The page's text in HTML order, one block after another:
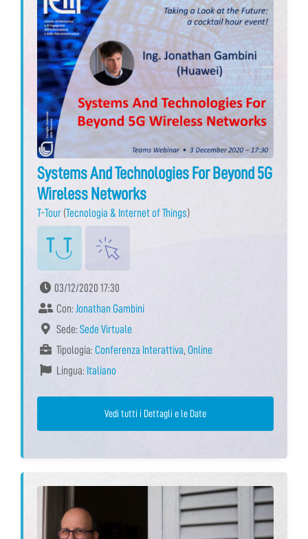
Systems And Technologies For Beyond 5G
Wireless Networks
T-Tour (Tecnologia & Internet of Things)
03/12/2020 17:30
Con: Jonathan Gambini
Sede: Sede Virtuale
Tipologia: Conferenza Interattiva, Online
Lingua: Italiano
Vedi tutti i Dettagli e le Date